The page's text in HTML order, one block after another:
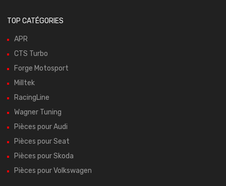
TOP CATÉGORIES
APR
CTS Turbo
Forge Motosport
Milltek
RacingLine
Wagner Tuning
Pièces pour Audi
Pièces pour Seat
Pièces pour Skoda
Pièces pour Volkswagen